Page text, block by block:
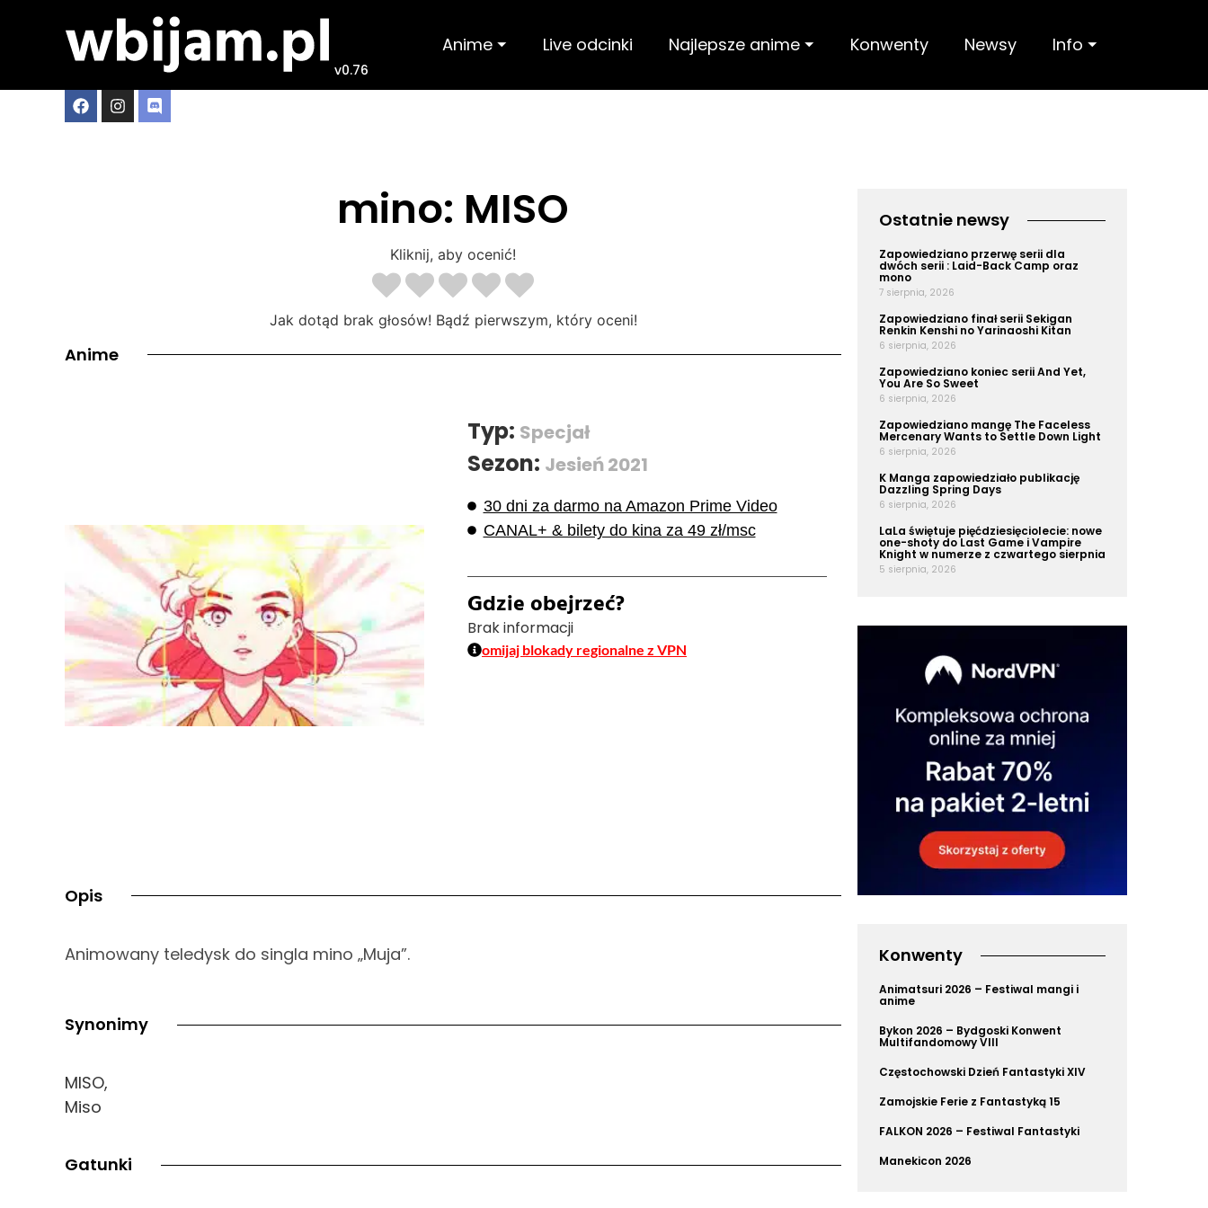
v0.76
Anime ⏷ Live odcinki Najlepsze anime ⏷ Konwenty Newsy Info ⏷
mino: MISO
Kliknij, aby ocenić!
Jak dotąd brak głosów! Bądź pierwszym, który oceni!
Anime
Typ: Specjał
Sezon: Jesień 2021
30 dni za darmo na Amazon Prime Video
CANAL+ & bilety do kina za 49 zł/msc
Gdzie obejrzeć?
Brak informacji
omijaj blokady regionalne z VPN
Opis
Animowany teledysk do singla mino „Muja”.
Synonimy
MISO,
Miso
Gatunki
Ostatnie newsy
Zapowiedziano przerwę serii dla
dwóch serii : Laid-Back Camp oraz
mono
7 sierpnia, 2026
Zapowiedziano finał serii Sekigan
Renkin Kenshi no Yarinaoshi Kitan
6 sierpnia, 2026
Zapowiedziano koniec serii And Yet,
You Are So Sweet
6 sierpnia, 2026
Zapowiedziano mangę The Faceless
Mercenary Wants to Settle Down Light
6 sierpnia, 2026
K Manga zapowiedziało publikację
Dazzling Spring Days
6 sierpnia, 2026
LaLa świętuje pięćdziesięciolecie: nowe
one-shoty do Last Game i Vampire
Knight w numerze z czwartego sierpnia
5 sierpnia, 2026
Konwenty
Animatsuri 2026 – Festiwal mangi i
anime
Bykon 2026 – Bydgoski Konwent
Multifandomowy VIII
Częstochowski Dzień Fantastyki XIV
Zamojskie Ferie z Fantastyką 15
FALKON 2026 – Festiwal Fantastyki
Manekicon 2026